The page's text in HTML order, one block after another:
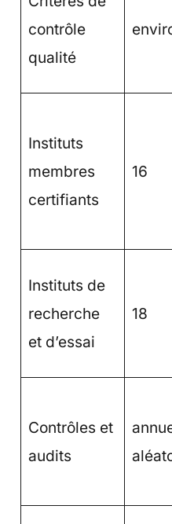
contrôle
qualité
Instituts
membres
certifiants
16
Instituts de
recherche
et d’essai
18
Contrôles et
audits